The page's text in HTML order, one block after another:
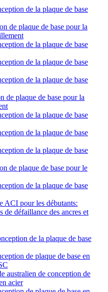
de la plaque de base
de plaque de base pour la
de la plaque de base
de la plaque de base
de la plaque de base
de plaque de base pour la
de la plaque de base
de la plaque de base
de la plaque de base
de plaque de base pour le
de la plaque de base
ACI pour les débutants:
de défaillance des ancres et
de la plaque de base
de plaque de base en
australien de conception de
acier